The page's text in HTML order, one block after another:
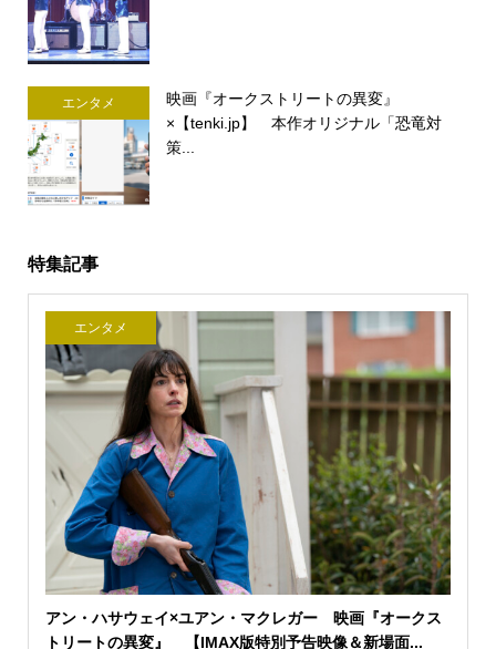
エンタメ
映画『オークストリートの異変』
×【tenki.jp】 本作オリジナル「恐竜対
策...
特集記事
エンタメ
アン・ハサウェイ×ユアン・マクレガー 映画『オークス
トリートの異変』 【IMAX版特別予告映像＆新場面...